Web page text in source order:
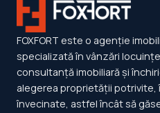
FOXFORT este o agenție
specializată în vânzări
consultanță imobiliară și
alegerea proprietății potrivite,
învecinate, astfel încât să